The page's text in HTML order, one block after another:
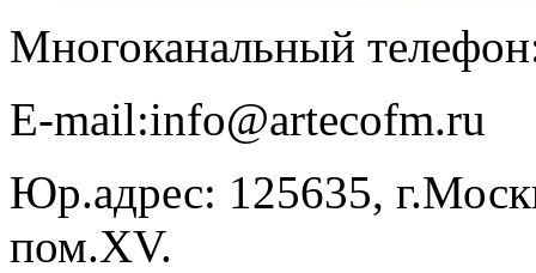
Многоканальный
E-​mail:info@artecofm.ru
Юр.адрес: 125635,
пом.XV.